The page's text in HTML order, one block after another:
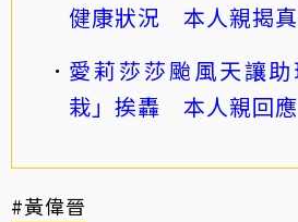
健康狀況 本人親揭
愛莉莎莎颱風天讓
栽」挨轟 本人親回應
#黃偉晉